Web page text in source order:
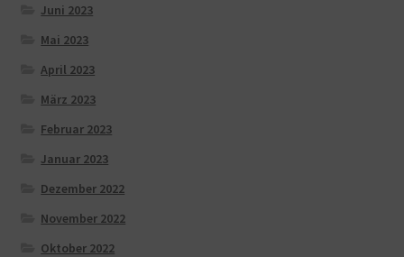
Juni 2023
Mai 2023
April 2023
März 2023
Februar 2023
Januar 2023
Dezember 2022
November 2022
Oktober 2022